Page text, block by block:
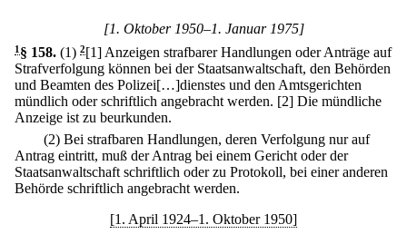
[1. Oktober 1950–1. Januar 1975]
1§ 158. (1) 2[1] Anzeigen strafbarer Handlungen oder Anträge auf
Strafverfolgung können bei der Staatsanwaltschaft, den Behörden
und Beamten des Polizei[…]dienstes und den Amtsgerichten
mündlich oder schriftlich angebracht werden. [2] Die mündliche
Anzeige ist zu beurkunden.
(2) Bei strafbaren Handlungen, deren Verfolgung nur auf
Antrag eintritt, muß der Antrag bei einem Gericht oder der
Staatsanwaltschaft schriftlich oder zu Protokoll, bei einer anderen
Behörde schriftlich angebracht werden.
[1. April 1924–1. Oktober 1950]